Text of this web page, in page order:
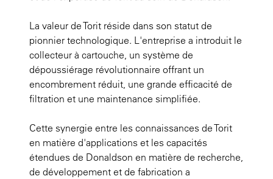
La valeur de Torit réside dans son statut de
pionnier technologique. L'entreprise a introduit le
collecteur à cartouche, un système de
dépoussiérage révolutionnaire offrant un
encombrement réduit, une grande efficacité de
filtration et une maintenance simplifiée.
Cette synergie entre les connaissances de Torit
en matière d'applications et les capacités
étendues de Donaldson en matière de recherche,
de développement et de fabrication a